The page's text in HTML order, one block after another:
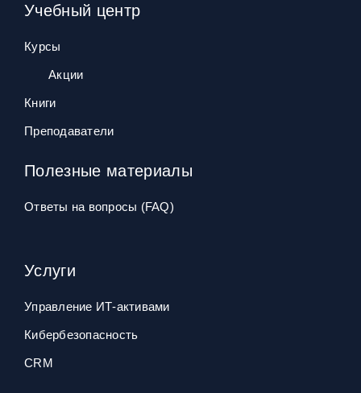
Учебный центр
Курсы
Акции
Книги
Преподаватели
Полезные материалы
Ответы на вопросы (FAQ)
Услуги
Управление ИТ‑активами
Кибербезопасность
CRM